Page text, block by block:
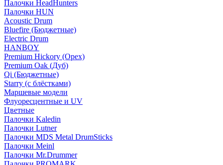
Палочки HeadHunters
Палочки HUN
Acoustic Drum
Bluefire (Бюджетные)
Electric Drum
HANBOY
Premium Hickory (Орех)
Premium Oak (Дуб)
Qi (Бюджетные)
Starry (с блёстками)
Маршевые модели
Флуоресцентные и UV
Цветные
Палочки Kaledin
Палочки Lutner
Палочки MDS Metal DrumSticks
Палочки Meinl
Палочки Mr.Drummer